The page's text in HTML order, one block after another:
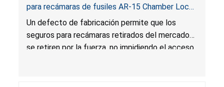
para recámaras de fusiles AR-15 Chamber Lock
Pros por riesgo de lesión grave y muerte
Un defecto de fabricación permite que los
seguros para recámaras retirados del mercado
se retiren por la fuerza, no impidiendo el acceso